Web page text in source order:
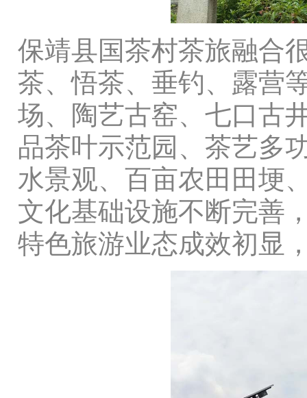
保靖县国茶村茶旅融合
茶、悟茶、垂钓、露营
场、陶艺古窑、七口古
品茶叶示范园、茶艺多
水景观、百亩农田田埂
文化基础设施不断完善
特色旅游业态成效初显